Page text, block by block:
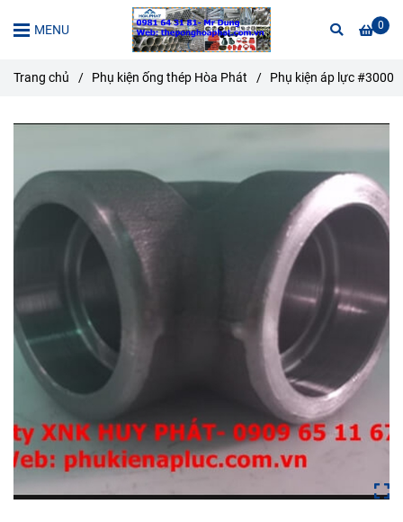
0
MENU
Trang chủ / Phụ kiện ống thép Hòa Phát / Phụ kiện áp lực #3000